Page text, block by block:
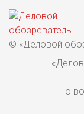
© «Деловой
По